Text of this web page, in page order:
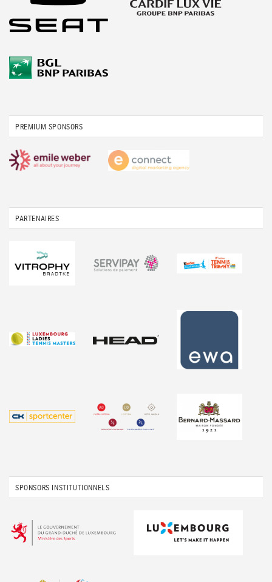
PREMIUM SPONSORS
PARTENAIRES
SPONSORS INSTITUTIONNELS